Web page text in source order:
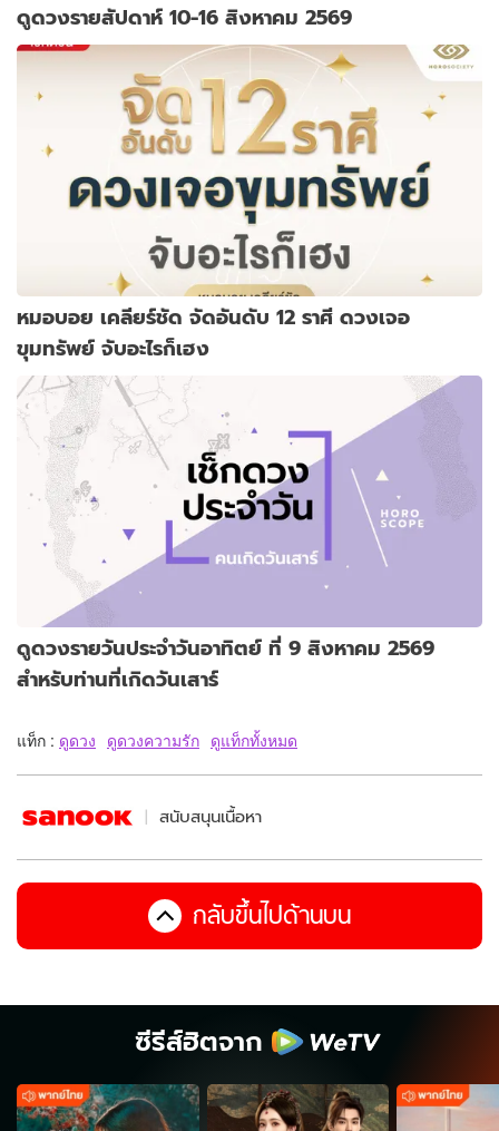
ดูดวงรายสัปดาห์ 10-16 สิงหาคม 2569
หมอบอย เคลียร์ชัด จัดอันดับ 12 ราศี ดวงเจอ
ขุมทรัพย์ จับอะไรก็เฮง
ดูดวงรายวันประจำวันอาทิตย์ ที่ 9 สิงหาคม 2569
สำหรับท่านที่เกิดวันเสาร์
แท็ก : ดูดวง ดูดวงความรัก ดูแท็กทั้งหมด
สนับสนุนเนื้อหา
กลับขึ้นไปด้านบน
ซีรีส์ฮิตจาก